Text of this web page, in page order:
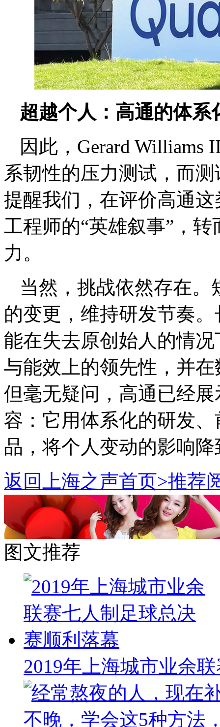
超越个人：高通的体系
因此，Gerard
系韧性的压力测试，而
提醒我们，在评价高通
工程师的“英雄叙事”，
力。
当然，挑战依然存在
的变更，维持研发节奏
能在失去原创始人的情
与能效上的领先性，并
但毫无疑问，高通已经
容：它用体系化的研发
品，将个人变动的影响
返回上海之声首页>推荐
图文推荐
2019年上海城市业余